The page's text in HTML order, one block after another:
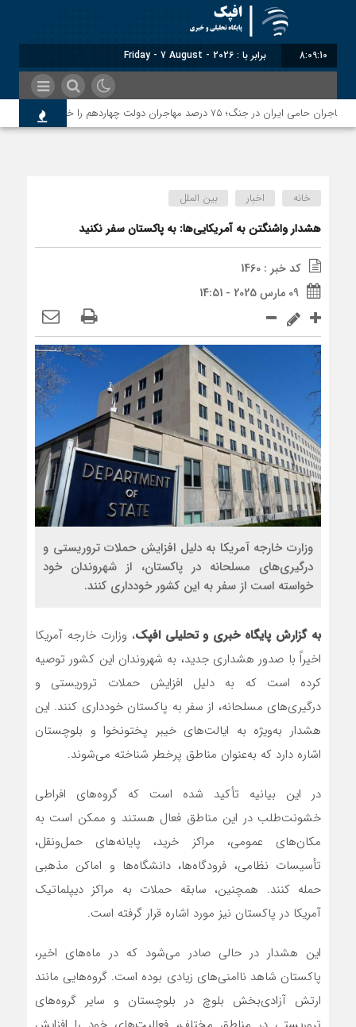
8:09:11 برابر با : Friday - 7 August - 2026
خانه اخبار بین الملل
هشدار واشنگتن به آمریکایی‌ها: به پاکستان سفر نکنید
کد خبر : 1460
09 مارس 2025 - 14:51
وزارت خارجه آمریکا به دلیل افزایش حملات تروریستی و
درگیری‌های مسلحانه در پاکستان، از شهروندان خود
خواسته است از سفر به این کشور خودداری کنند.
به گزارش پایگاه خبری و تحلیلی افپک، وزارت خارجه آمریکا
اخیراً با صدور هشداری جدید، به شهروندان این کشور توصیه
کرده است که به دلیل افزایش حملات تروریستی و
درگیری‌های مسلحانه، از سفر به پاکستان خودداری کنند. این
هشدار به‌ویژه به ایالت‌های خیبر پختونخوا و بلوچستان
اشاره دارد که به‌عنوان مناطق پرخطر شناخته می‌شوند.
در این بیانیه تأکید شده است که گروه‌های افراطی
خشونت‌طلب در این مناطق فعال هستند و ممکن است به
مکان‌های عمومی، مراکز خرید، پایانه‌های حمل‌ونقل،
تأسیسات نظامی، فرودگاه‌ها، دانشگاه‌ها و اماکن مذهبی
حمله کنند. همچنین، سابقه حملات به مراکز دیپلماتیک
آمریکا در پاکستان نیز مورد اشاره قرار گرفته است.
این هشدار در حالی صادر می‌شود که در ماه‌های اخیر،
پاکستان شاهد ناامنی‌های زیادی بوده است. گروه‌هایی مانند
ارتش آزادی‌بخش بلوچ در بلوچستان و سایر گروه‌های